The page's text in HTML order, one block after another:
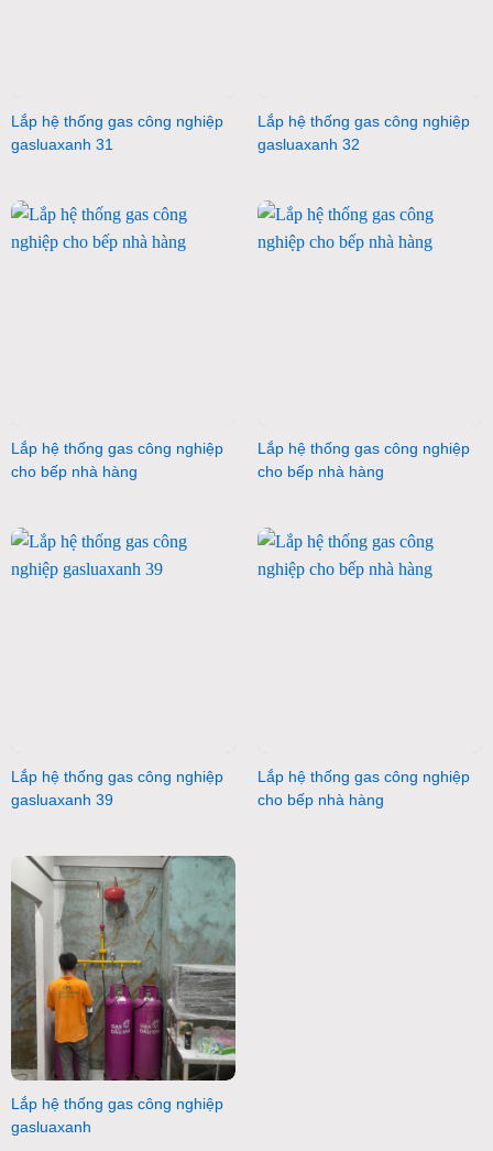
Lắp hệ thống gas công nghiệp
gasluaxanh 31
Lắp hệ thống gas công nghiệp
gasluaxanh 32
Lắp hệ thống gas công nghiệp
cho bếp nhà hàng
Lắp hệ thống gas công nghiệp
cho bếp nhà hàng
Lắp hệ thống gas công nghiệp
gasluaxanh 39
Lắp hệ thống gas công nghiệp
cho bếp nhà hàng
Lắp hệ thống gas công nghiệp
gasluaxanh